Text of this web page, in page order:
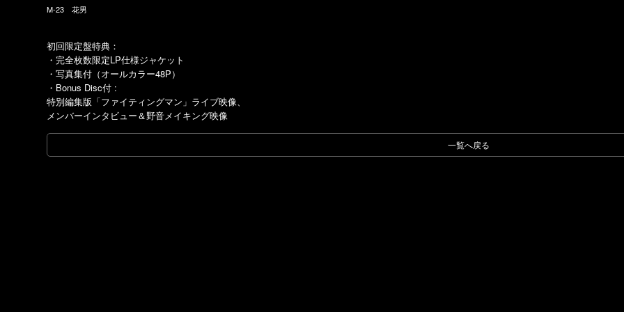
M-23 花男
初回限定盤特典：
・完全枚数限定LP仕様ジャケット
・写真集付（オールカラー48P）
・Bonus Disc付 :
特別編集版「ファイティングマン」ライブ映像、
メンバーインタビュー＆野音メイキング映像
一覧へ戻る